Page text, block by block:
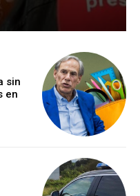
sin
en